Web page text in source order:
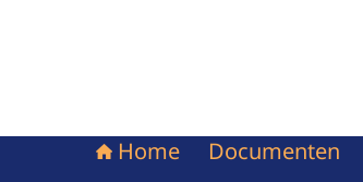
Home Documenten